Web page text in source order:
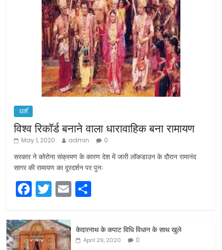
धर्म
विश्व रिकॉर्ड बनाने वाला धारावाहिक बना रामायण
May 1, 2020 admin 0
सरकार ने कोरोना संक्रमण के कारण देश में जारी लॉकडाउन के दौरान रामानंद
सागर की रामायण का दूरदर्शन पर पुनः
F
a
c
e
T
w
itt
er
E
m
ai ar
e
केदारनाथ के कपाट विधि विधान के साथ खुले
April 29, 2020 0